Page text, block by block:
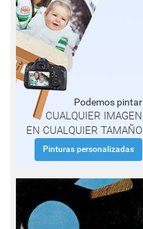
Podemos pintar
CUALQUIER IMAGEN
EN CUALQUIER TAMAÑO
Pinturas personalizadas